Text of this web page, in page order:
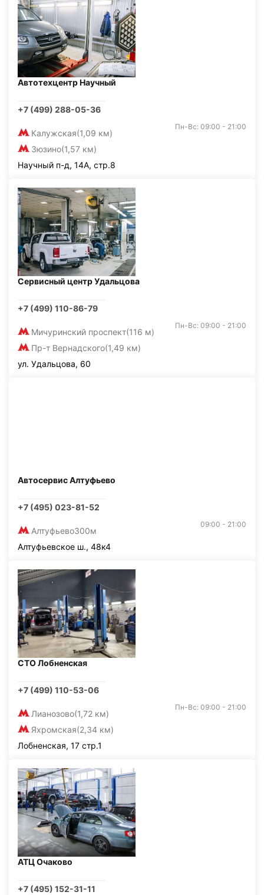
Автотехцентр Научный
+7 (499) 288-05-36
Калужская(1,09 км)
Зюзино(1,57 км)
Пн-Вс: 09:00 - 21:00
Научный п-д, 14А, стр.8
Сервисный центр Удальцова
+7 (499) 110-86-79
Мичуринский проспект(116 м)
Пр-т Вернадского(1,49 км)
Пн-Вс: 09:00 - 21:00
ул. Удальцова, 60
Автосервис Алтуфьево
+7 (495) 023-81-52
Алтуфьево300м
09:00 - 21:00
Алтуфьевское ш., 48к4
СТО Лобненская
+7 (499) 110-53-06
Лианозово(1,72 км)
Яхромская(2,34 км)
Пн-Вс: 09:00 - 21:00
Лобненская, 17 стр.1
АТЦ Очаково
+7 (495) 152-31-11